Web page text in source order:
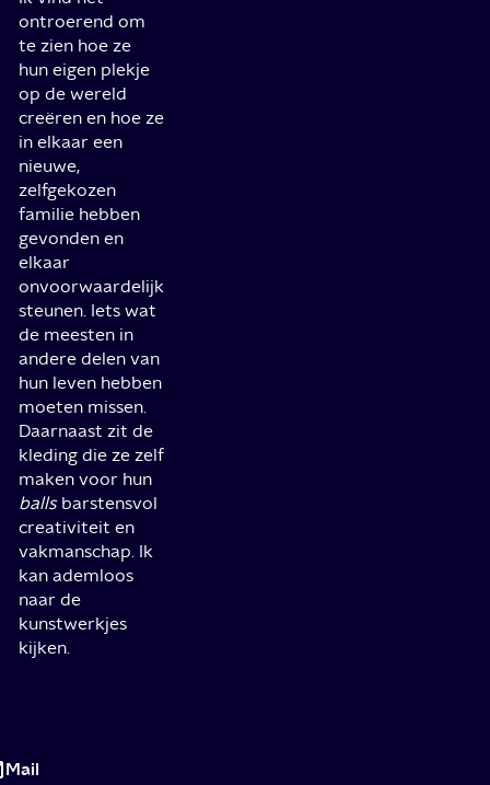
ontroerend om
te zien hoe ze
hun eigen plekje
op de wereld
creëren en hoe ze
in elkaar een
nieuwe,
zelfgekozen
familie hebben
gevonden en
elkaar
onvoorwaardelijk
steunen. Iets wat
de meesten in
andere delen van
hun leven hebben
moeten missen.
Daarnaast zit de
kleding die ze zelf
maken voor hun
ballsbarstensvol
creativiteit en
vakmanschap. Ik
kan ademloos
naar de
kunstwerkjes
kijken.
eigen
Mail